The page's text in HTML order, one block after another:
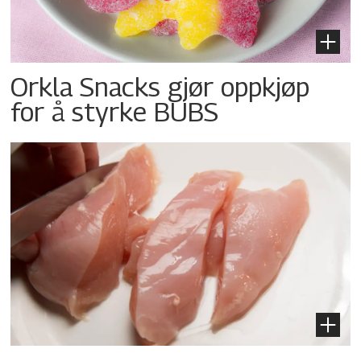
Orkla Snacks gjør oppkjøp
for å styrke BUBS